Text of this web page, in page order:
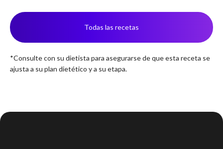
Todas las recetas
*Consulte con su dietista para asegurarse de que esta receta se
ajusta a su plan dietético y a su etapa.